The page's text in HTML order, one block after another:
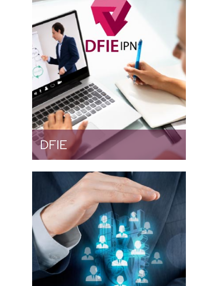
DFIE
Conoce los recursos que la
Dirección de Formación e
Innovación Educativa tiene para
ti.
Aquí encontrarás información
importante para el personal de
apoyo, docente y de mando.